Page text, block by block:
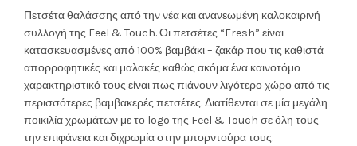
price
was:
30.00€.
τρέχουσα
τιμή
είναι:
25.00€.
Πετσέτα θαλάσσης από την νέα και ανανεωμένη καλοκαιρινή
συλλογή της Feel & Touch. Οι πετσέτες “Fresh” είναι
κατασκευασμένες από 100% βαμβάκι – ζακάρ που τις καθιστά
απορροφητικές και μαλακές καθώς ακόμα ένα καινοτόμο
χαρακτηριστικό τους είναι πως πιάνουν λιγότερο χώρο από τις
περισσότερες βαμβακερές πετσέτες. Διατίθενται σε μία μεγάλη
ποικιλία χρωμάτων με το logo της Feel & Touch σε όλη τους
την επιφάνεια και διχρωμία στην μπορντούρα τους.